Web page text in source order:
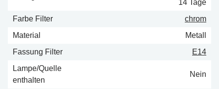
14 Tage
Farbe Filter
chrom
Material
Metall
Fassung Filter
E14
Lampe/Quelle
enthalten
Nein